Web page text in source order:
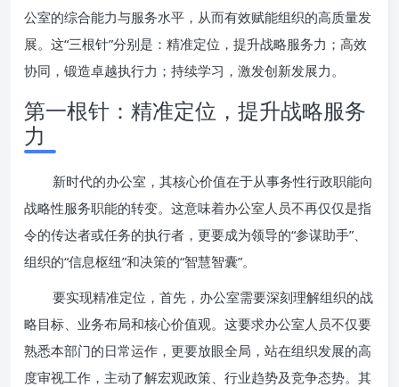
公室的综合能力与服务水平，从而有效赋能组织的高质量发
展。这“三根针”分别是：精准定位，提升战略服务力；高效
协同，锻造卓越执行力；持续学习，激发创新发展力。
第一根针：精准定位，提升战略服务
力
新时代的办公室，其核心价值在于从事务性行政职能向
战略性服务职能的转变。这意味着办公室人员不再仅仅是指
令的传达者或任务的执行者，更要成为领导的“参谋助手”、
组织的“信息枢纽”和决策的“智慧智囊”。
要实现精准定位，首先，办公室需要深刻理解组织的战
略目标、业务布局和核心价值观。这要求办公室人员不仅要
熟悉本部门的日常运作，更要放眼全局，站在组织发展的高
度审视工作，主动了解宏观政策、行业趋势及竞争态势。其